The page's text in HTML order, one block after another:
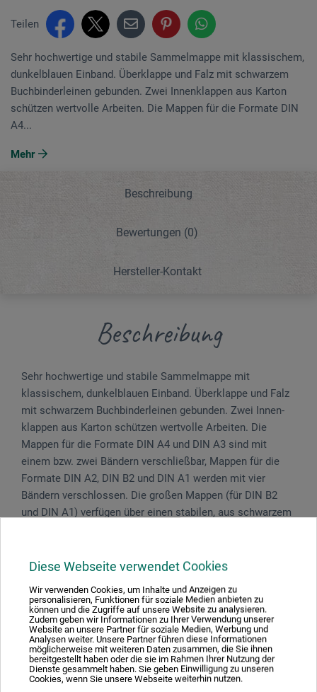
Diese Webseite verwendet Cookies
Wir verwenden Cookies, um Inhalte und Anzeigen zu
personalisieren, Funktionen für soziale Medien anbieten zu
können und die Zugriffe auf unsere Website zu analysieren.
Zudem geben wir Informationen zu Ihrer Verwendung unserer
Website an unsere Partner für soziale Medien, Werbung und
Analysen weiter. Unsere Partner führen diese Informationen
möglicherweise mit weiteren Daten zusammen, die Sie ihnen
bereitgestellt haben oder die sie im Rahmen Ihrer Nutzung der
Dienste gesammelt haben. Sie geben Einwilligung zu unseren
Cookies, wenn Sie unsere Webseite weiterhin nutzen.
Teilen
Sehr hochwertige und stabile Sammelmappe mit klassischem,
dunkelblauen Einband. Überklappe und Falz mit schwar­zem
Buch­binderleinen gebunden. Zwei Innen­klappen aus Karton
schützen wertvolle Arbeiten. Die Mappen für die Formate DIN
A4...
Mehr
Beschreibung
Bewertungen (0)
Hersteller-Kontakt
Beschreibung
Sehr hochwertige und stabile Sammelmappe mit
klassischem, dunkelblauen Einband. Überklappe und Falz
mit schwar­zem Buch­binderleinen gebunden. Zwei Innen­
klappen aus Karton schützen wertvolle Arbeiten. Die
Mappen für die Formate DIN A4 und DIN A3 sind mit
einem bzw. zwei Bändern verschließbar, Mappen für die
Formate DIN A2, DIN B2 und DIN A1 werden mit vier
Bändern verschlossen. Die großen Mappen (für DIN B2
und DIN A1) verfügen über einen stabilen, aus schwarzem
Produktbewertungen (0)
Schreiben Sie die erste Bewertung zu diesem Produkt